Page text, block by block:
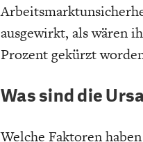
ausgewirkt, als wären
Prozent gekürzt
Was sind die
Welche Faktoren